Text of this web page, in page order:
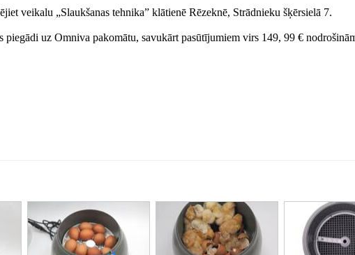
veikalu „Slaukšanas tehnika” klātienē Rēzeknē, Strādnieku šķērsielā 7.
piegādi uz Omniva pakomātu, savukārt pasūtījumiem virs 149, 99 €